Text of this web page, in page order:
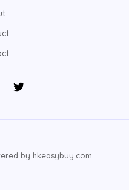
by hkeasybuy.com.